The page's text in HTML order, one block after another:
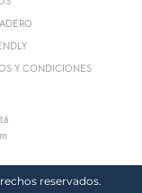
Y CONDICIONES
reservados.